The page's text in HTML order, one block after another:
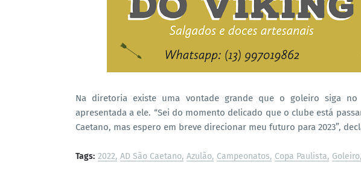
Na diretoria existe uma vontade grande que o goleiro siga
apresentada a ele. “Sei do momento delicado que o clube está
Caetano, mas espero em breve direcionar meu futuro para 2023”,
Tags: 2022 AD São Caetano Azulão Campeonatos Copa Paulista Goleiro